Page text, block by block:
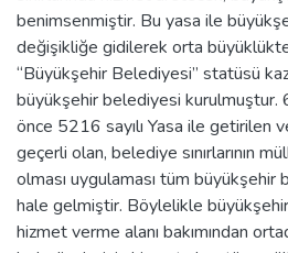
benimsenmiştir. Bu yasa ile
değişikliğe gidilerek orta
“Büyükşehir Belediyesi” statüsü
büyükşehir belediyesi kurulmuştur.
önce 5216 sayılı Yasa ile getirilen
geçerli olan, belediye sınırlarının
olması uygulaması tüm
hale gelmiştir. Böylelikle
hizmet verme alanı bakımından